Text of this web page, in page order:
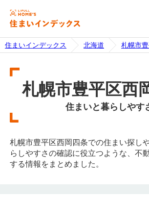
住まいインデックス 北海道 札幌市
札幌市豊平区西
住まいと暮らしやす
札幌市豊平区西岡四条での住まい探し
らしやすさの確認に役立つような、不
する情報をまとめました。